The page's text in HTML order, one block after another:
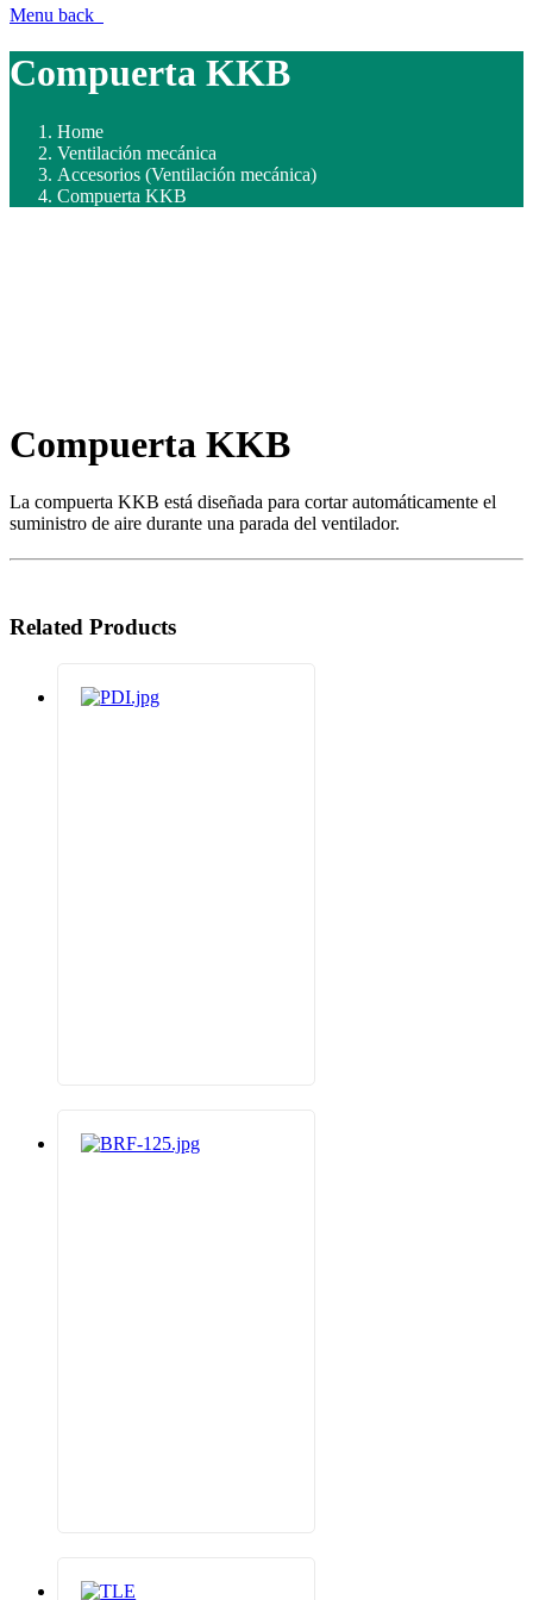
Menu back
Compuerta KKB
Home
Ventilación mecánica
Accesorios (Ventilación mecánica)
Compuerta KKB
Compuerta KKB
La compuerta KKB está diseñada para cortar automáticamente el
suministro de aire durante una parada del ventilador.
Related Products